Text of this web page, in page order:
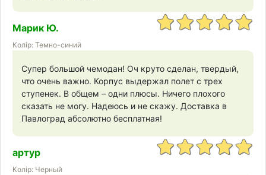
Марик Ю.
Колір: Темно-синий
Супер большой чемодан! Оч круто сделан, твердый,
что очень важно. Корпус выдержал полет с трех
ступенек. В общем – одни плюсы. Ничего плохого
сказать не могу. Надеюсь и не скажу. Доставка в
Павлоград абсолютно бесплатная!
артур
Колір: Черный